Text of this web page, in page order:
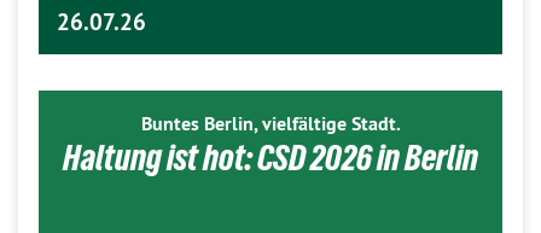
26.07.26
Buntes Berlin, vielfältige Stadt.
Haltung ist hot: CSD 2026 in Berlin